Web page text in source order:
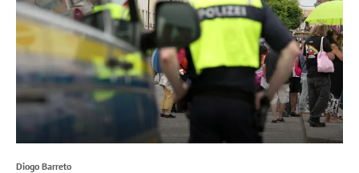
Diogo Barreto